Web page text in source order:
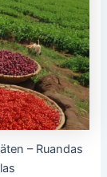
– Ruandas